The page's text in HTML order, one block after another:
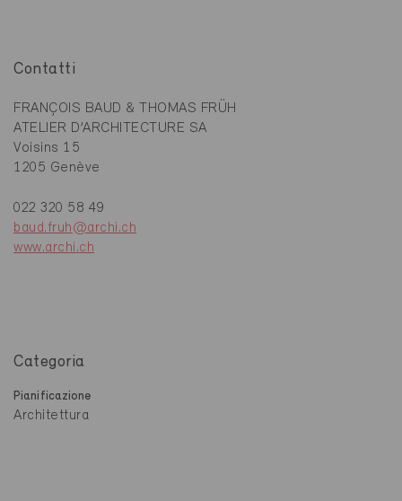
Contatti
FRANÇOIS BAUD & THOMAS FRÜH
ATELIER D’ARCHITECTURE SA
Voisins 15
1205 Genève
022 320 58 49
baud.fruh@archi.ch
www.archi.ch
Categoria
Pianificazione
Architettura